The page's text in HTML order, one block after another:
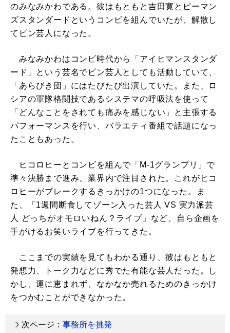
のみなみかわである。彼はもともと吉田寛とピーマン
ズスタンダードというコンビを組んでいたが、解散し
てピン芸人になった。
みなみかわはコンビ時代から「アイヒマンスタンダ
ード」という芸名でピン芸人としても活動していて、
「あらびき団」にはたびたび出演していた。また、ロ
シアの軍隊格闘技であるシステマの呼吸法を使って
「どんなことをされても痛みを感じない」と主張する
パフォーマンスを行い、バラエティ番組で話題になっ
たこともあった。
ヒコロヒーとコンビを組んで「M-1グランプリ」で
準々決勝まで進み、業界内で注目された。これがヒコ
ロヒーがブレークするきっかけの1つになった。ま
た、「1週間断食してゾーン入った芸人 VS 実力派芸
人 どっちがオモロいねん？ライブ」など、自ら企画を
手がけるお笑いライブを行ってきた。
ここまでの実績を見てもわかる通り、彼はもともと
発想力、トーク力などに秀でた有能な芸人だった。し
かし、運に恵まれず、なかなか売れるためのきっかけ
をつかむことができなかった。
次ページ： 事務所を挑発